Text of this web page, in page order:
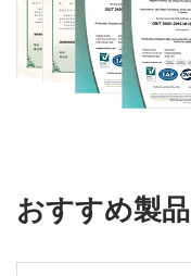
おすすめ製品